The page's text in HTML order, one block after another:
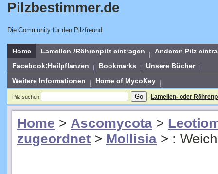
Pilzbestimmer.de
Die Community für den Pilzfreund
Home Lamellen-/Röhrenpilz eintragen
Anderen Pilz
Facebook:Heilpflanzen
Bookmarks
Unsere Bücher
Weitere Informationen
Home of MycoKey
Pilz suchen Lamellen- oder
Home > Ascomycota >
zugeordnet > Mollisia > :